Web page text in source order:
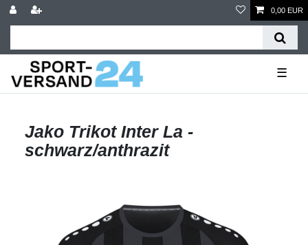
0,00 EUR
☰
Jako Trikot Inter La -
schwarz/anthrazit